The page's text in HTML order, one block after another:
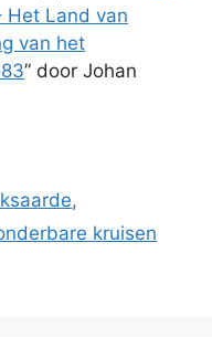
Het Land van
van het
” door Johan
,
kruisen